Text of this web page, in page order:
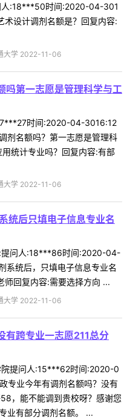
人:18***50时间:2020-04-301
设计调剂名额是？回复内容:
大学 2022-11-06
吗第一志愿是管理科学与工
时间:2020-04-3016:12
剂名额吗？第一志愿是管理科
统计专业吗？回复内容:有部
大学 2022-11-06
统后只填电子信息专业名
提问人:18***86时间:2020-04-
系统后，只填电子信息专业名
师回复内容:需要选择方向 ...
大学 2022-11-06
有跨专业一志愿211总分
院提问人:15***62时间:2020-0
专业今年有调剂名额吗？没有
，能不能调到贵校呀？感谢您
业有部分调剂名额。 ...